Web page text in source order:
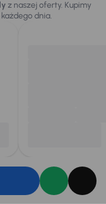
z naszej oferty. Kupimy
dnia.